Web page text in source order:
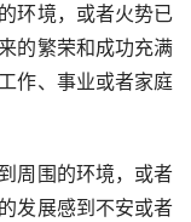
环境，或者火势已
的繁荣和成功充满
作、事业或者家庭
周围的环境，或者
发展感到不安或者